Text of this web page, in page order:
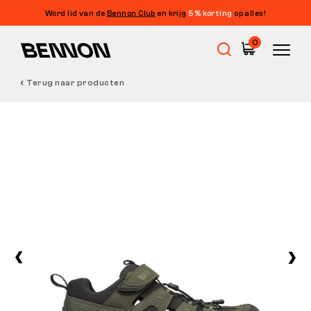
Word lid van de Bennon Club en krijg 5% korting op alles!
0
Vrijetijdsschoenen
Terug naar producten